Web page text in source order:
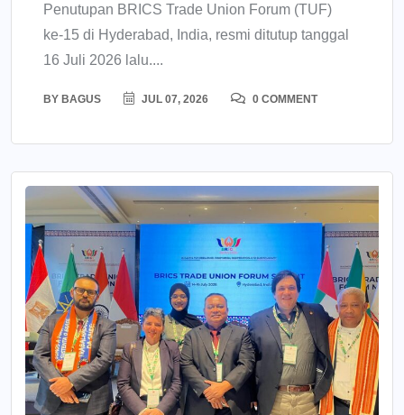
Penutupan BRICS Trade Union Forum (TUF)
ke-15 di Hyderabad, India, resmi ditutup tanggal
16 Juli 2026 lalu....
BY BAGUS JUL 07, 2026 0 COMMENT